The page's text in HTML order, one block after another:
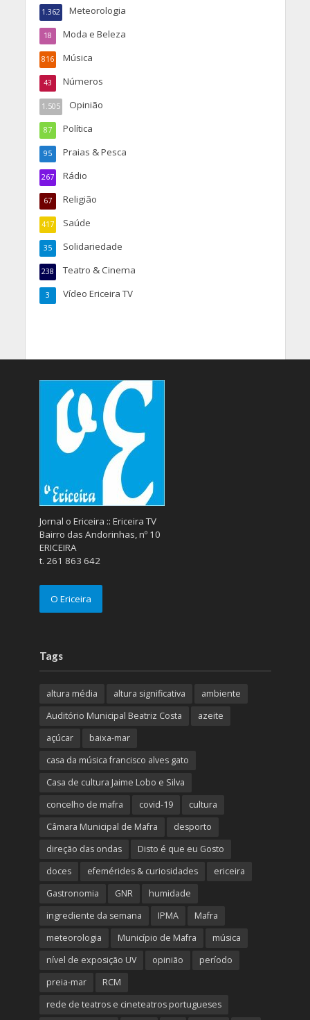
Meteorologia
1.362
Moda e Beleza
18
Música
816
Números
43
Opinião
1.505
Política
87
Praias & Pesca
95
Rádio
267
Religião
67
Saúde
417
Solidariedade
35
Teatro & Cinema
238
Vídeo Ericeira TV
3
Jornal o Ericeira :: Ericeira TV
Bairro das Andorinhas, nº 10
ERICEIRA
t. 261 863 642
O Ericeira
Tags
altura média altura significativa
ambiente
Auditório Municipal Beatriz Costa
azeite
açúcar
baixa-mar
casa da música francisco alves gato
Casa de cultura Jaime Lobo e Silva
concelho de mafra
covid-19
cultura
Câmara Municipal de Mafra
desporto
direção das ondas
Disto é que eu Gosto
doces
efemérides & curiosidades
ericeira
Gastronomia
GNR
humidade
ingrediente da semana
IPMA
Mafra
meteorologia
Município de Mafra
música
nível de exposição UV
opinião
período
preia-mar
RCM
rede de teatros e cineteatros portugueses